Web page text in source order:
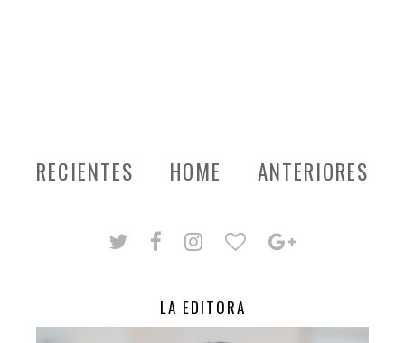
RECIENTES ANTERIORES
HOME
LA EDITORA